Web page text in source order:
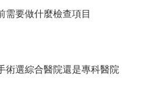
需要做什麼檢查項目
術選綜合醫院還是專科醫院